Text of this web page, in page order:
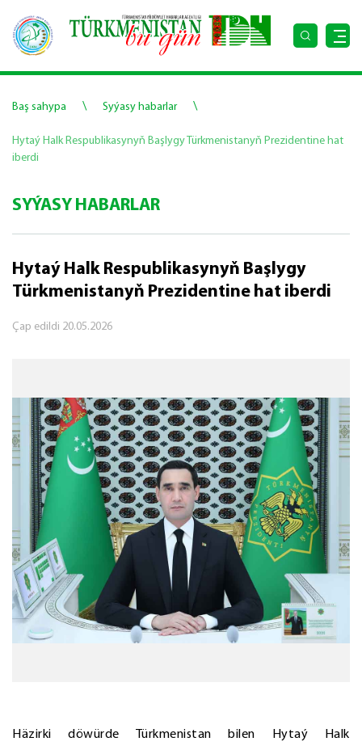
Baş sahypa \ Syýasy habarlar \
Hytaý Halk Respublikasynyň Başlygy Türkmenistanyň Prezidentine hat
iberdi
SYÝASY HABARLAR
Hytaý Halk Respublikasynyň Başlygy
Türkmenistanyň Prezidentine hat iberdi
Çap edildi 20.05.2026
Häzirki döwürde Türkmenistan bilen Hytaý Halk